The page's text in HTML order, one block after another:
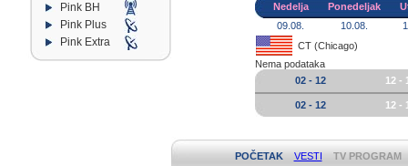
Pink BH
Pink Plus
Pink Extra
Nedelja Ponedeljak
09.08.
10.08.
CT (Chicago)
Nema podataka
02 - 12
12 -
02 - 12 12 -
POČETAK VESTI TV PROGRAM